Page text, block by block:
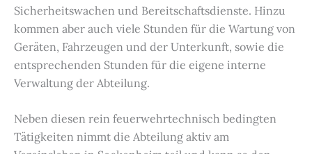
Sicherheitswachen und Bereitschaftsdienste. Hinzu
kommen aber auch viele Stunden für die Wartung von
Geräten, Fahrzeugen und der Unterkunft, sowie die
entsprechenden Stunden für die eigene interne
Verwaltung der Abteilung.
Neben diesen rein feuerwehrtechnisch bedingten
Tätigkeiten nimmt die Abteilung aktiv am